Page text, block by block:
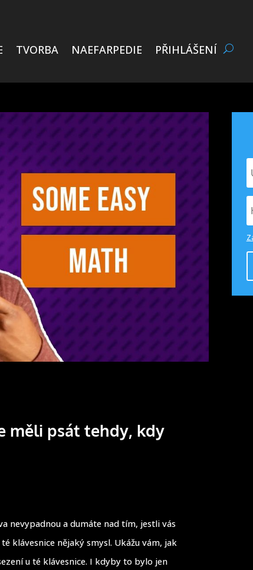
TVORBA NAEFARPEDIE PŘIHLÁŠENÍ
měli psát tehdy, kdy
nevypadnou a dumáte nad tím, jestli vás
klávesnice nějaký smysl. Ukážu vám, jak
u té klávesnice. I kdyby to bylo jen